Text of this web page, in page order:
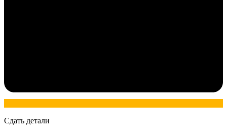
Сдать детали